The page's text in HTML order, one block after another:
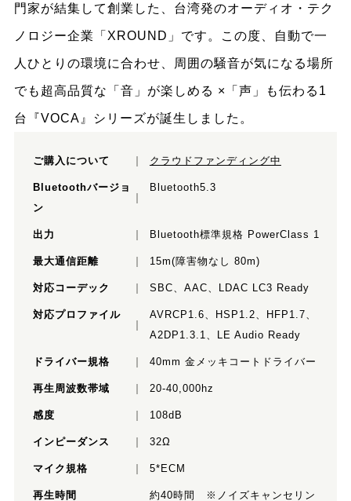
門家が結集して創業した、台湾発のオーディオ・テク
ノロジー企業「XROUND」です。この度、自動で一
人ひとりの環境に合わせ、周囲の騒音が気になる場所
でも超高品質な「音」が楽しめる ×「声」も伝わる1
台『VOCA』シリーズが誕生しました。
ご購入について クラウドファンディング中
Bluetoothバージョ
ン
Bluetooth5.3
出力 Bluetooth標準規格 PowerClass 1
最大通信距離 15m(障害物なし 80m)
対応コーデック SBC、AAC、LDAC LC3 Ready
対応プロファイル
AVRCP1.6、HSP1.2、HFP1.7、
A2DP1.3.1、LE Audio Ready
ドライバー規格 40mm 金メッキコートドライバー
再生周波数帯域 20-40,000hz
感度 108dB
インピーダンス 32Ω
マイク規格 5*ECM
再生時間
約40時間 ※ノイズキャンセリン